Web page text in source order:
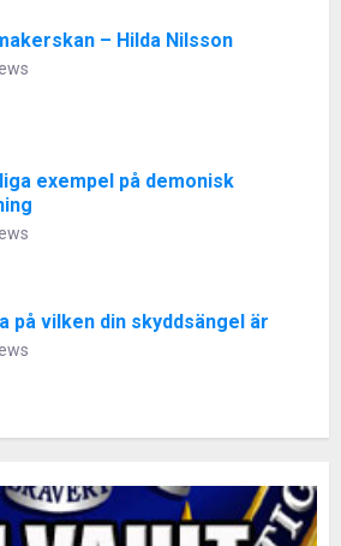
– Hilda Nilsson
exempel på demonisk
på vilken din skyddsängel är